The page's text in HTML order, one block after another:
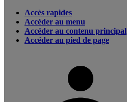
Accès rapides
Accéder au menu
Accéder au contenu principal
Accéder au pied de page